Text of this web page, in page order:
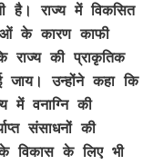
है। राज्य में विकसित
के कारण काफी
राज्य की प्राकृतिक
जाय। उन्होंने कहा कि
में वनाग्नि की
संसाधनों की
के विकास के लिए भी